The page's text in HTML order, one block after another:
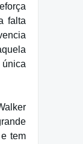
falta
tem